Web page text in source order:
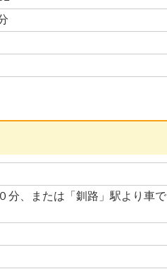
分、または「釧路」駅より車で